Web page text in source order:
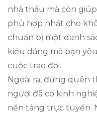
nhà thầu mà còn
phù hợp nhất cho
chuẩn bị một danh
kiểu dáng mà bạn
cuộc trao đổi.
Ngoài ra, đừng quên
người đã có kinh
nền tảng trực tuyến.